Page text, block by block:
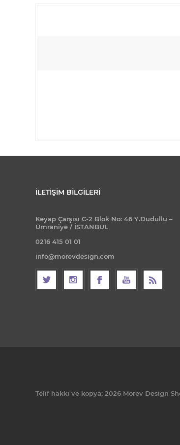
İLETIŞIM BILGILERI
Keyap Çarşısı C-2 Blok No: 46 Y.Dudullu –
Ümraniye / İSTANBUL
0216 415 01 01
info@morevdesign.com
Telif hakkı ve kopya; 2026 Morev Design